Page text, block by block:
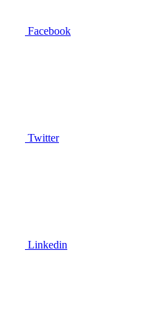
Facebook
Twitter
Linkedin